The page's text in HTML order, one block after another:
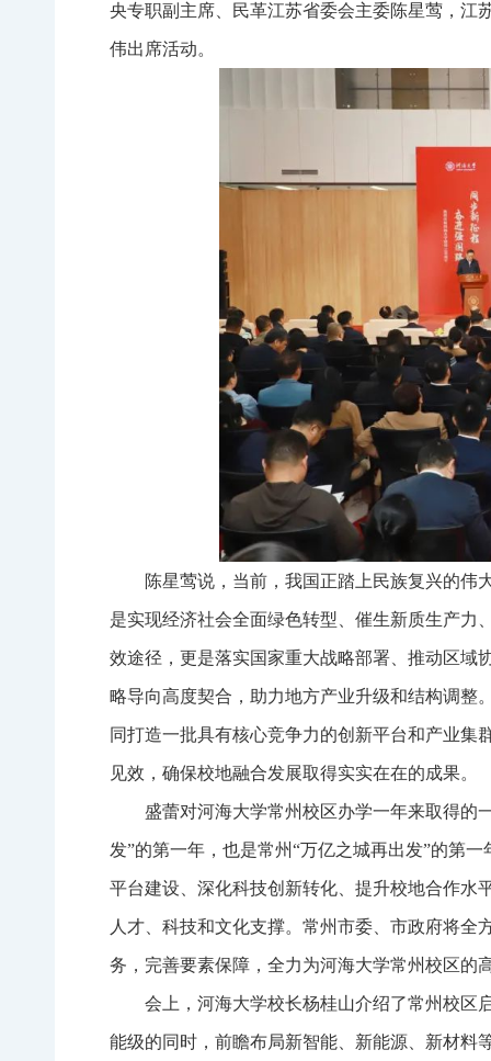
央专职副主席、民革江苏省委会主委陈星莺，江
伟出席活动。
陈星莺说，当前，我国正踏上民族复兴的伟
是实现经济社会全面绿色转型、催生新质生产力
效途径，更是落实国家重大战略部署、推动区域
略导向高度契合，助力地方产业升级和结构调整
同打造一批具有核心竞争力的创新平台和产业
见效，确保校地融合发展取得实实在在的成果。
盛蕾对河海大学常州校区办学一年来取得的
发”的第一年，也是常州“万亿之城再出发”的第
平台建设、深化科技创新转化、提升校地合作水
人才、科技和文化支撑。常州市委、市政府将
务，完善要素保障，全力为河海大学常州校区的
会上，河海大学校长杨桂山介绍了常州校区
能级的同时，前瞻布局新智能、新能源、新材料